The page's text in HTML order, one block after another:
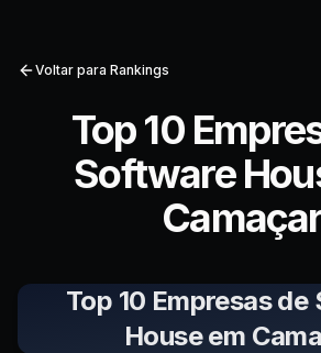
Voltar para Rankings
Top 10
Software
Top 10 Empresas
House em